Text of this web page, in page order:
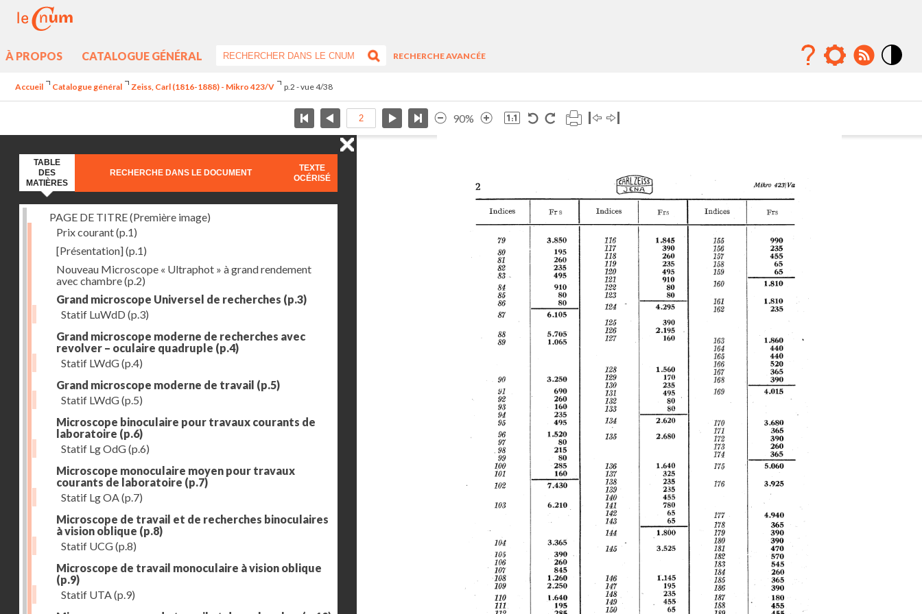
À PROPOS CATALOGUE GÉNÉRAL
RECHERCHE AVANCÉE
Accueil Catalogue général Zeiss, Carl (1816-1888) - Mikro 423/V p.2 - vue 4/38
90%
TABLE
DES
MATIÈRES
RECHERCHE DANS LE DOCUMENT
TEXTE
OCÉRISÉ
PAGE DE TITRE (Première image)
Prix courant(p.1)
[Présentation](p.1)
Nouveau Microscope « Ultraphot » à grand rendement
avec chambre(p.2)
Grand microscope Universel de recherches (p.3)
Statif LuWdD (p.3)
Grand microscope moderne de recherches avec
revolver – oculaire quadruple (p.4)
Statif LWdG(p.4)
Grand microscope moderne de travail (p.5)
Statif LWdG(p.5)
Microscope binoculaire pour travaux courants de
laboratoire (p.6)
Statif Lg OdG(p.6)
Microscope monoculaire moyen pour travaux
courants de laboratoire (p.7)
Statif Lg OA(p.7)
Microscope de travail et de recherches binoculaires
à vision oblique (p.8)
Statif UCG(p.8)
Microscope de travail monoculaire à vision oblique
(p.9)
Statif UTA(p.9)